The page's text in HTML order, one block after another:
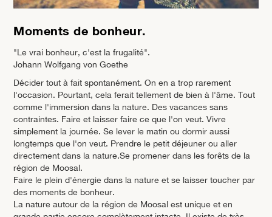
Moments de bonheur.
"Le vrai bonheur, c'est la frugalité".
Johann Wolfgang von Goethe
Décider tout à fait spontanément. On en a trop rarement
l'occasion. Pourtant, cela ferait tellement de bien à l'âme. Tout
comme l'immersion dans la nature. Des vacances sans
contraintes. Faire et laisser faire ce que l'on veut. Vivre
simplement la journée. Se lever le matin ou dormir aussi
longtemps que l'on veut. Prendre le petit déjeuner ou aller
directement dans la nature.Se promener dans les forêts de la
région de Moosal.
Faire le plein d'énergie dans la nature et se laisser toucher par
des moments de bonheur.
La nature autour de la région de Moosal est unique et en